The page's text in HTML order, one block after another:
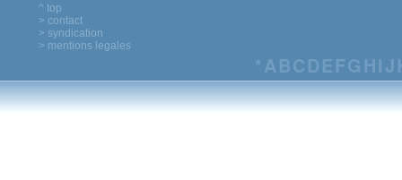
^ top
> contact
> syndication
> mentions legales
*ABCDEFG HIJ